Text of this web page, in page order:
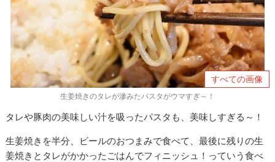
すべての画像
生姜焼きのタレが滲みたパスタがウマすぎ～！
タレや豚肉の美味しい汁を吸ったパスタも、美味しすぎる～！
生姜焼きを半分、ビールのおつまみで食べて、最後に残りの生
姜焼きとタレがかかったごはんでフィニッシュ！っていう食べ